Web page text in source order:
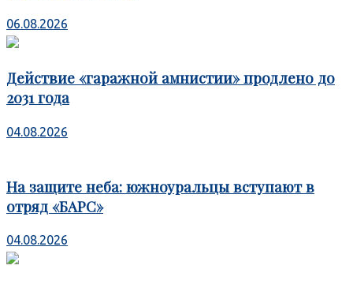
06.08.2026
Действие «гаражной амнистии» продлено до
2031 года
04.08.2026
На защите неба: южноуральцы вступают в
отряд «БАРС»
04.08.2026